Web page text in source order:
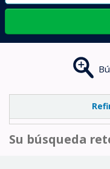
Su búsqueda